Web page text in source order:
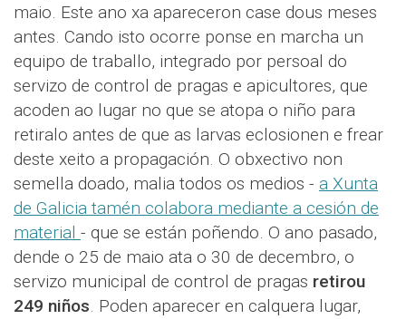
maio. Este ano xa apareceron case dous meses
antes. Cando isto ocorre ponse en marcha un
equipo de traballo, integrado por persoal do
servizo de control de pragas e apicultores, que
acoden ao lugar no que se atopa o niño para
retiralo antes de que as larvas eclosionen e frear
deste xeito a propagación. O obxectivo non
semella doado, malia todos os medios - a Xunta
de Galicia tamén colabora mediante a cesión de
material - que se están poñendo. O ano pasado,
dende o 25 de maio ata o 30 de decembro, o
servizo municipal de control de pragas retirou
249 niños. Poden aparecer en calquera lugar,